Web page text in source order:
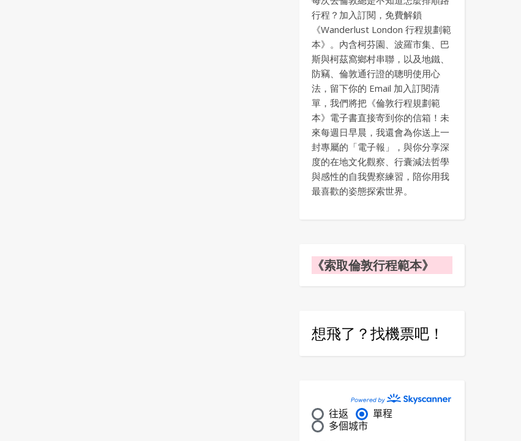
行程？加入訂閱，免費解鎖
《Wanderlust London 行程規劃範
本》。內含柯芬園、波羅市集、巴
斯與柯茲窩鄉村串聯，以及地鐵、
防竊、倫敦通行證的聰明使用心
法，留下你的 Email 加入訂閱清
單，我們將把《倫敦行程規劃範
本》電子書直接寄到你的信箱！未
來每週日早晨，我還會為你送上一
封專屬的「電子報」，與你分享深
度的在地文化觀察、行囊減法哲學
與感性的自我覺察練習，陪你用我
最喜歡的姿態探索世界。
《索取倫敦行程範本》
想飛了？找機票吧！